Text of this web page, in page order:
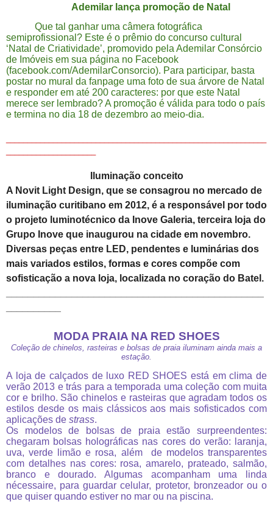
Ademilar lança promoção de Natal
Que tal ganhar uma câmera fotográfica
semiprofissional? Este é o prêmio do concurso cultural
‘Natal de Criatividade’, promovido pela Ademilar Consórcio
de Imóveis em sua página no Facebook
(facebook.com/AdemilarConsorcio). Para participar, basta
postar no mural da fanpage uma foto de sua árvore de Natal
e responder em até 200 caracteres: por que este Natal
merece ser lembrado? A promoção é válida para todo o país
e termina no dia 18 de dezembro ao meio-dia.
Iluminação conceito
A Novit Light Design, que se consagrou no mercado de
iluminação curitibano em 2012, é a responsável por todo
o projeto luminotécnico da Inove Galeria, terceira loja do
Grupo Inove que inaugurou na cidade em novembro.
Diversas peças entre LED, pendentes e luminárias dos
mais variados estilos, formas e cores compõe com
sofisticação a nova loja, localizada no coração do Batel.
MODA PRAIA NA RED SHOES
Coleção de chinelos, rasteiras e bolsas de praia iluminam ainda mais a
estação.
A loja de calçados de luxo RED SHOES está em clima de
verão 2013 e trás para a temporada uma coleção com muita
cor e brilho. São chinelos e rasteiras que agradam todos os
estilos desde os mais clássicos aos mais sofisticados com
aplicações de strass.
Os modelos de bolsas de praia estão surpreendentes:
chegaram bolsas holográficas nas cores do verão: laranja,
uva, verde limão e rosa, além de modelos transparentes
com detalhes nas cores: rosa, amarelo, prateado, salmão,
branco e dourado. Algumas acompanham uma linda
nécessaire, para guardar celular, protetor, bronzeador ou o
que quiser quando estiver no mar ou na piscina.